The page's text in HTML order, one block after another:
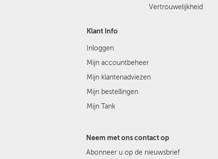
Vertrouwelijkheid
Klant Info
Inloggen
Mijn accountbeheer
Mijn klantenadviezen
Mijn bestellingen
Mijn Tank
Neem met ons contact op
Abonneer u op de nieuwsbrief